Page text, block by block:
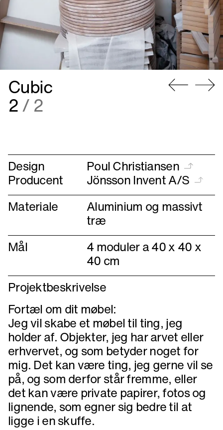
Cubic
2/ 2
Design Poul Christiansen
Producent
Jönsson Invent A/S
Materiale
Aluminium og massivt
træ
Mål
4 moduler a 40 x 40 x
40 cm
Projektbeskrivelse
Fortæl om dit møbel:
Jeg vil skabe et møbel til ting, jeg
holder af. Objekter, jeg har arvet eller
erhvervet, og som betyder noget for
mig. Det kan være ting, jeg gerne vil se
på, og som derfor står fremme, eller
det kan være private papirer, fotos og
lignende, som egner sig bedre til at
ligge i en skuffe.